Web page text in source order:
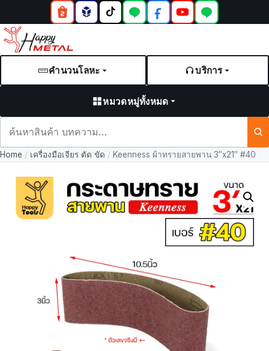
คำนวนโลหะ บริการ
หมวดหมู่ทั้งหมด
และ
Home / เครื่องมือเจียร ตัด ขัด / Keenness ผ้าทรายสายพาน 3″x21″ #40